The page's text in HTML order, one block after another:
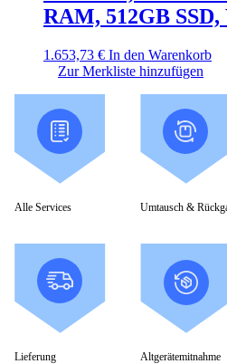
RAM, 512GB
1.653,73 € In den Warenkorb
Zur Merkliste hinzufügen
Alle Services Umtausch &
Lieferung Altgerätemitnahme